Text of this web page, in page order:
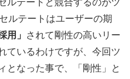
ルテートと競合するのがツ
ルテートはユーザーの期
用」
されて剛性の高いリー
ているわけですが、今回ツ
となった事で、「剛性」と